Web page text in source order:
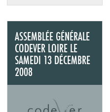
ASSEMBLÉE GÉNÉRALE
CODEVER LOIRE LE
SAMEDI 13 DÉCEMBRE
2008